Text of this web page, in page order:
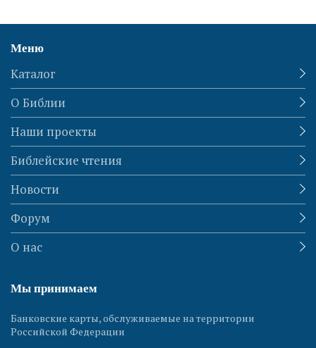
Меню
Каталог
О Библии
Наши проекты
Библейские чтения
Новости
Форум
О нас
Мы принимаем
Банковские карты, обслуживаемые на территории
Российской Федерации